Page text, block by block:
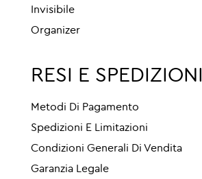
Invisibile
Organizer
RESI E SPEDIZIONI
Metodi Di Pagamento
Spedizioni E Limitazioni
Condizioni Generali Di Vendita
Garanzia Legale